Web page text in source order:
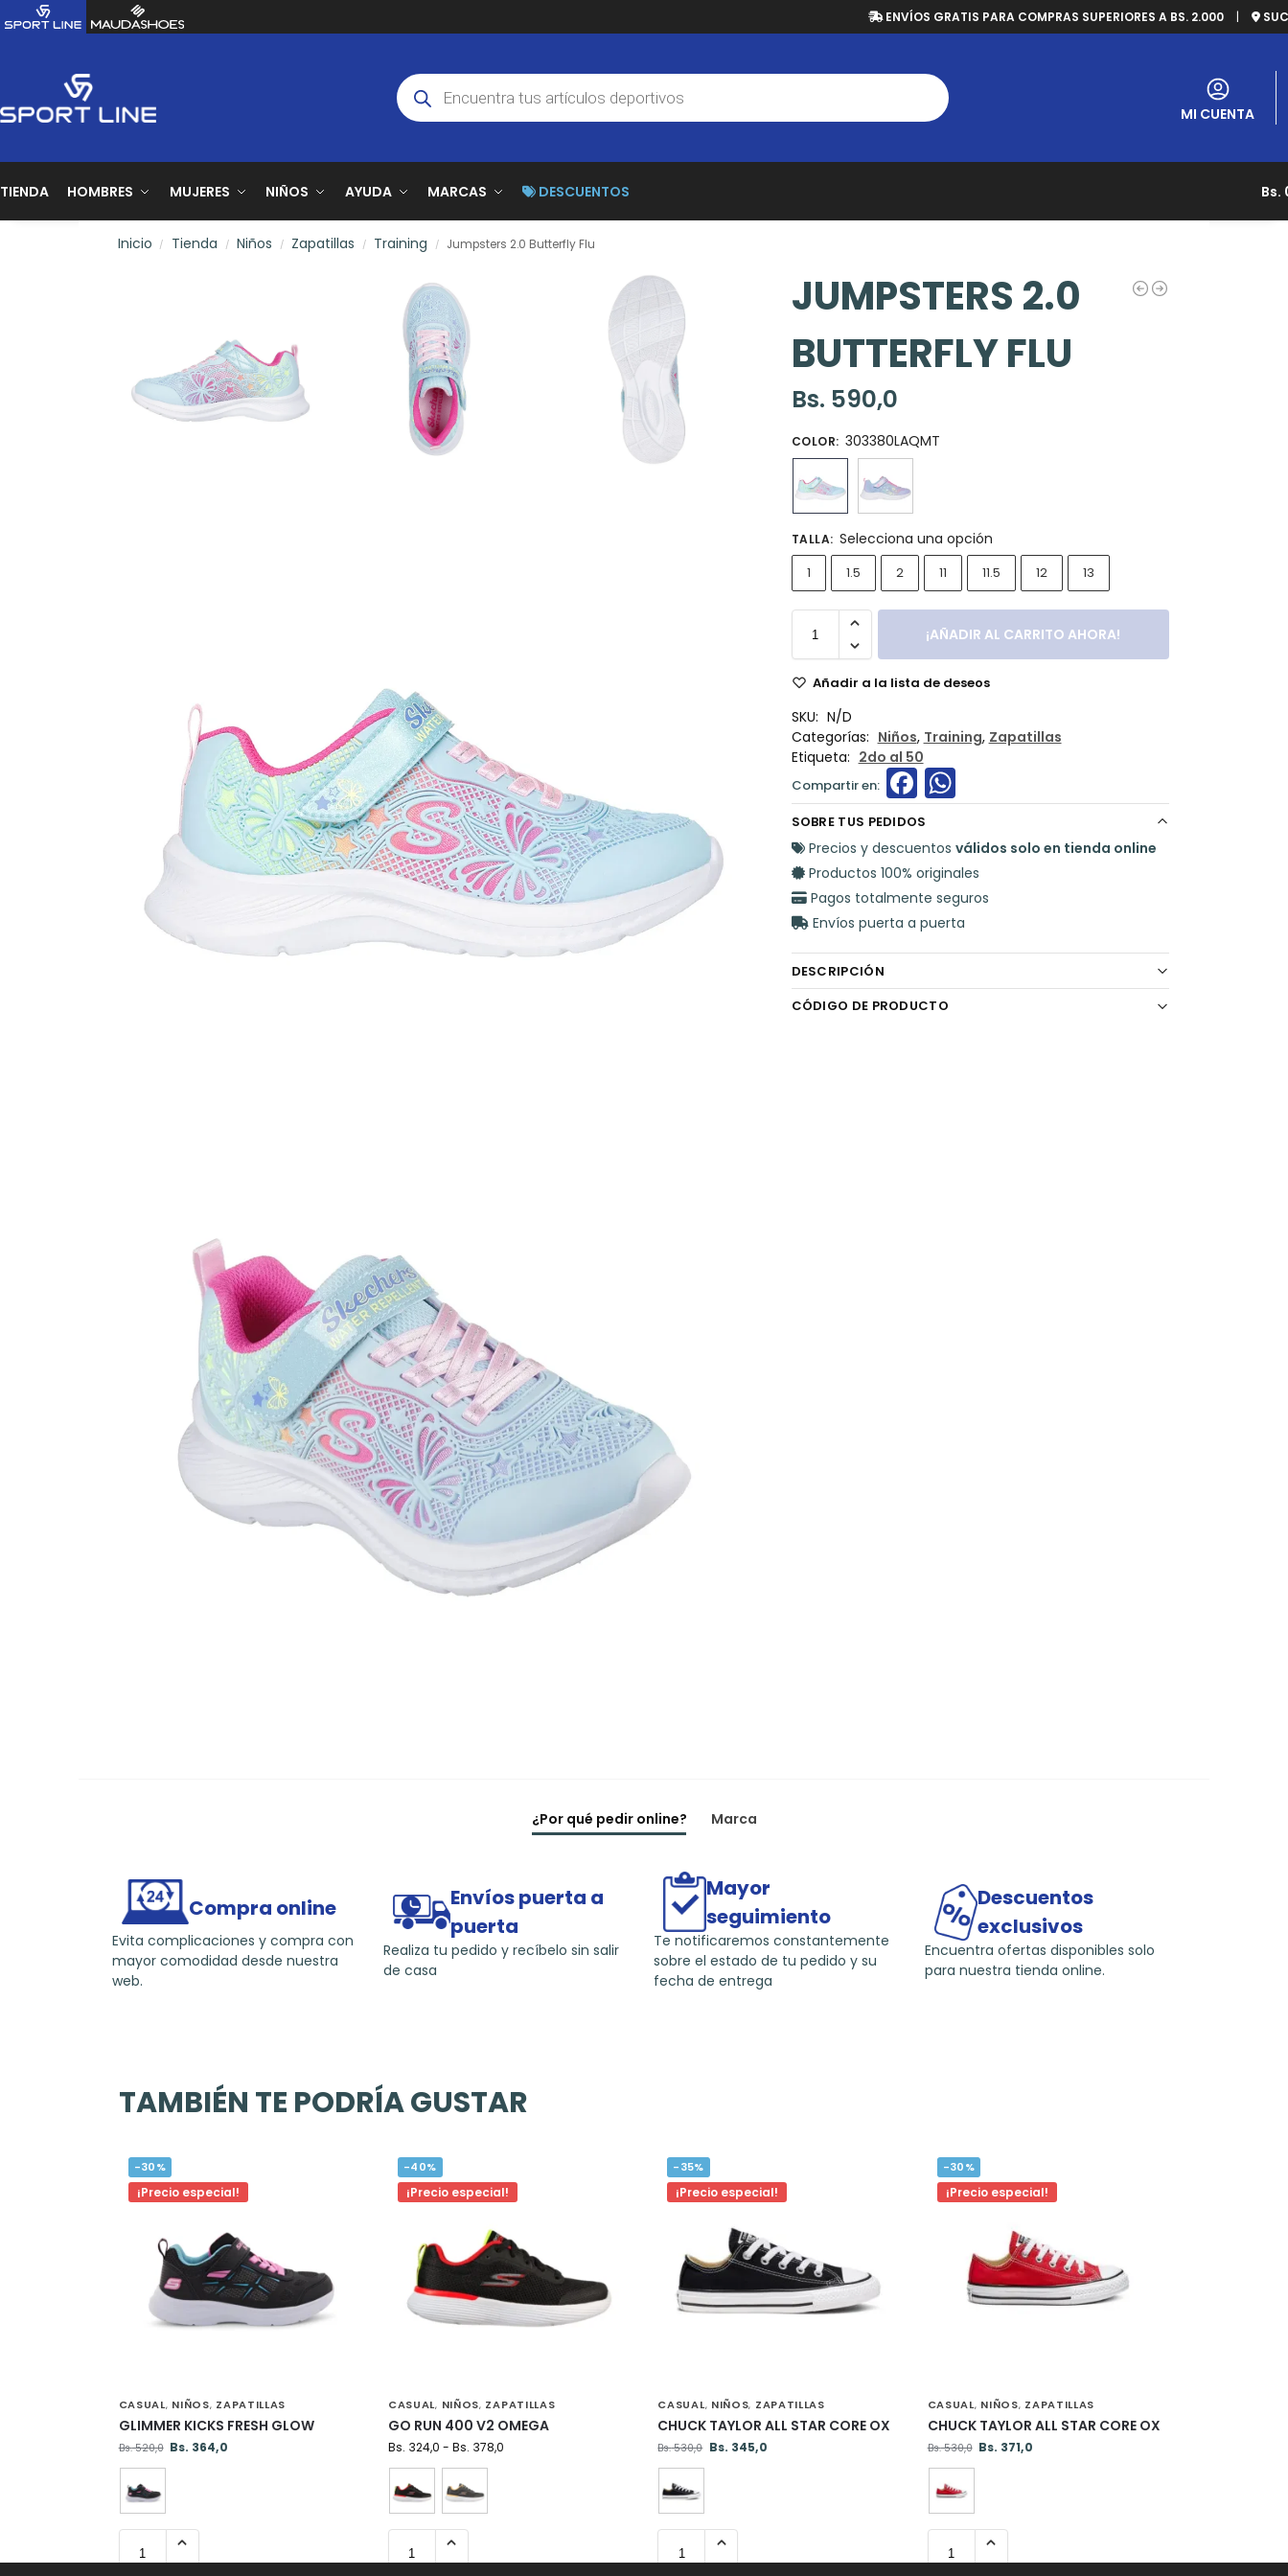
ENVÍOS GRATIS PARA COMPRAS SUPERIORES A BS. 2.000 |
MI CUENTA
TIENDA HOMBRES MUJERES NIÑOS AYUDA MARCAS DESCUENTOS Bs.
Inicio / Tienda / Niños / Zapatillas / Training / Jumpsters 2.0 Butterfly Flu
JUMPSTERS 2.0
BUTTERFLY FLU
Bs. 590,0
COLOR: 303380LAQMT
TALLA: Selecciona una opción
1 1.5 2 11 11.5 12 13
¡AÑADIR AL CARRITO AHORA!
Añadir a la lista de deseos
SKU: N/D
Categorías: Niños, Training, Zapatillas
Etiqueta: 2do al 50
F
a
c
e
b
o
o
k
W
h
a
ts
A
p
p
SOBRE TUS PEDIDOS
Precios y descuentos válidos solo en tienda online
Productos 100% originales
Pagos totalmente seguros
Envíos puerta a puerta
DESCRIPCIÓN
CÓDIGO DE PRODUCTO
¿Por qué pedir online? Marca
Compra online
Evita complicaciones y compra con
mayor comodidad desde nuestra
web.
Envíos puerta a
puerta
Realiza tu pedido y recíbelo sin salir
de casa
Mayor
seguimiento
Te notificaremos constantemente
sobre el estado de tu pedido y su
fecha de entrega
Descuentos
exclusivos
Encuentra ofertas disponibles solo
para nuestra tienda online.
TAMBIÉN TE PODRÍA GUSTAR
-30%
¡Precio especial!
CASUAL, NIÑOS, ZAPATILLAS
GLIMMER KICKS FRESH GLOW
Bs.520,0 Bs. 364,0
-40%
¡Precio especial!
CASUAL, NIÑOS, ZAPATILLAS
GO RUN 400 V2 OMEGA
Bs. 324,0 - Bs. 378,0
-35%
¡Precio especial!
CASUAL, NIÑOS, ZAPATILLAS
CHUCK TAYLOR ALL STAR CORE OX
Bs.530,0 Bs. 345,0
-30%
¡Precio especial!
CASUAL, NIÑOS, ZAPATILLAS
CHUCK TAYLOR ALL STAR CORE OX
Bs.530,0 Bs. 371,0